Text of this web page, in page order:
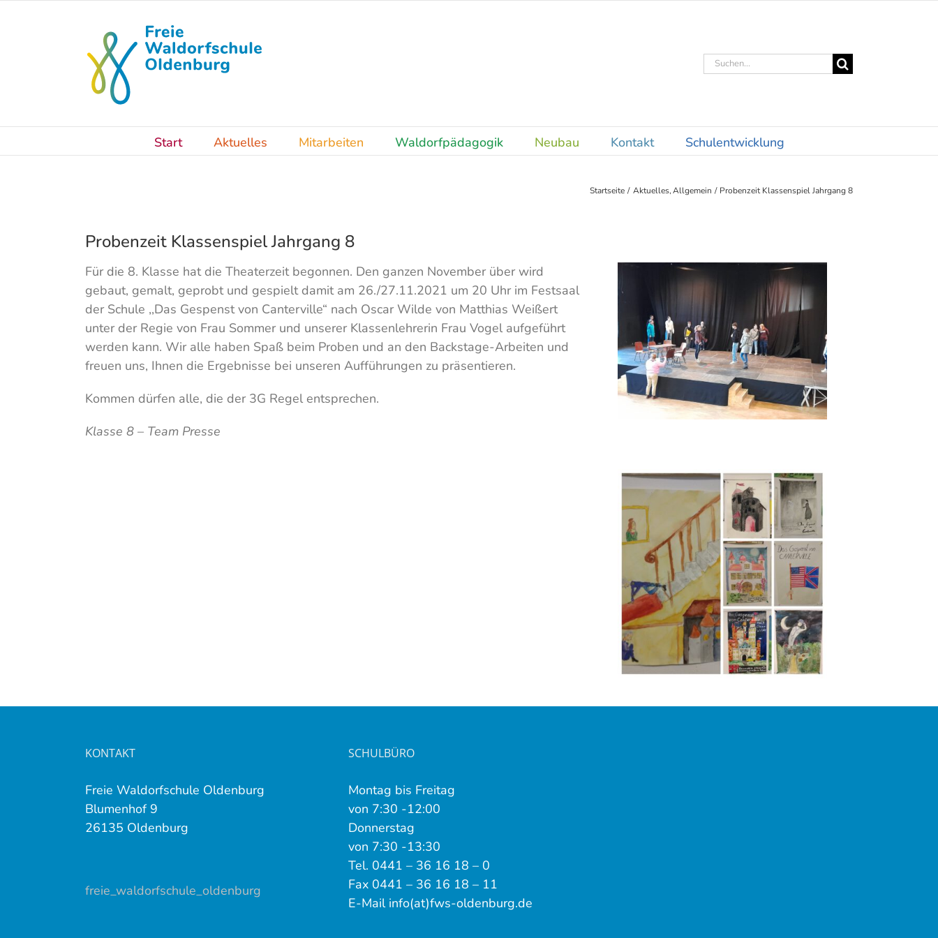
Suche
Start Aktuelles Mitarbeiten Waldorfpädagogik Neubau Kontakt Schulentwicklung
Startseite Aktuelles Allgemein Probenzeit Klassenspiel Jahrgang 8
Probenzeit Klassenspiel Jahrgang 8
Für die 8. Klasse hat die Theaterzeit begonnen. Den ganzen November über wird
gebaut, gemalt, geprobt und gespielt damit am 26./27.11.2021 um 20 Uhr im Festsaal
der Schule ,,Das Gespenst von Canterville“ nach Oscar Wilde von Matthias Weißert
unter der Regie von Frau Sommer und unserer Klassenlehrerin Frau Vogel aufgeführt
werden kann. Wir alle haben Spaß beim Proben und an den Backstage-Arbeiten und
freuen uns, Ihnen die Ergebnisse bei unseren Aufführungen zu präsentieren.
Kommen dürfen alle, die der 3G Regel entsprechen.
Klasse 8 – Team Presse
KONTAKT
Freie Waldorfschule Oldenburg
Blumenhof 9
26135 Oldenburg
freie_waldorfschule_oldenburg
SCHULBÜRO
Montag bis Freitag
von 7:30 -12:00
Donnerstag
von 7:30 -13:30
Tel. 0441 – 36 16 18 – 0
Fax 0441 – 36 16 18 – 11
E-Mail info(at)fws-oldenburg.de